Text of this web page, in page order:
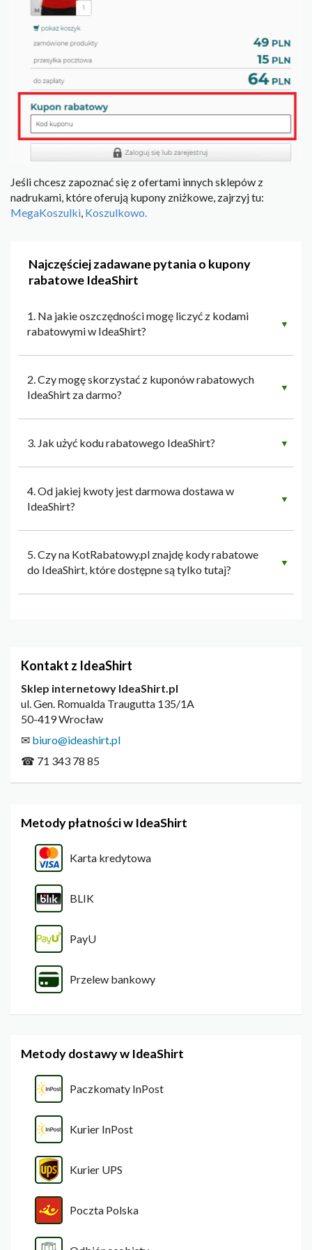
Jeśli chcesz zapoznać się z ofertami innych sklepów z
nadrukami, które oferują kupony zniżkowe, zajrzyj tu:
MegaKoszulki, Koszulkowo.
Najczęściej zadawane pytania o kupony
rabatowe IdeaShirt
1. Na jakie oszczędności mogę liczyć z kodami
rabatowymi w IdeaShirt?
▼
2. Czy mogę skorzystać z kuponów rabatowych
IdeaShirt za darmo?
▼
3. Jak użyć kodu rabatowego IdeaShirt? ▼
4. Od jakiej kwoty jest darmowa dostawa w
IdeaShirt?
▼
5. Czy na KotRabatowy.pl znajdę kody rabatowe
do IdeaShirt, które dostępne są tylko tutaj?
▼
Kontakt z IdeaShirt
Sklep internetowy IdeaShirt.pl
ul. Gen. Romualda Traugutta 135/1A
50-419 Wrocław
✉ biuro@ideashirt.pl
☎ 71 343 78 85
Metody płatności w IdeaShirt
Karta kredytowa
BLIK
PayU
Przelew bankowy
Metody dostawy w IdeaShirt
Paczkomaty InPost
Kurier InPost
Kurier UPS
Poczta Polska